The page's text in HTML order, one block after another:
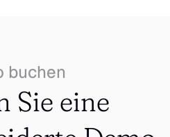
buchen
Sie eine